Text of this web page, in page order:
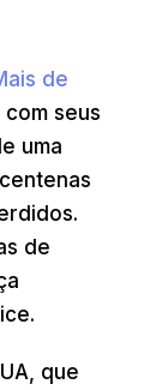
de
seus
uma
de
que